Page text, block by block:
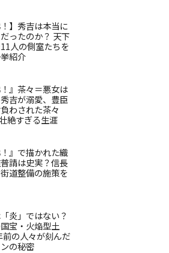
！】秀吉は本当に
だったのか？ 天下
人の側室たちを
紹介
！』茶々＝悪女は
吉が溺愛、豊臣
わされた茶々
絶すぎる生涯
！』で描かれた織
請は史実？信長
道整備の施策を
炎」ではない？
宝・火焔型土
の人々が刻んだ
の秘密